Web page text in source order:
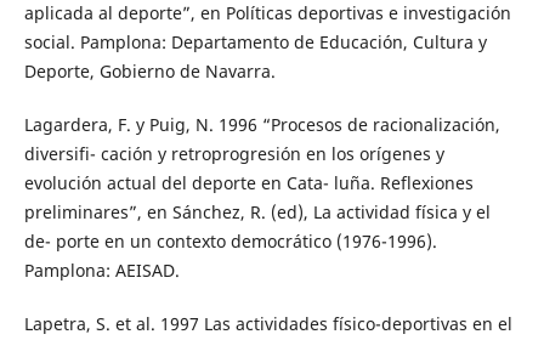
aplicada al deporte”, en Políticas deportivas e investigación
social. Pamplona: Departamento de Educación, Cultura y
Deporte, Gobierno de Navarra.
Lagardera, F. y Puig, N. 1996 “Procesos de racionalización,
diversifi- cación y retroprogresión en los orígenes y
evolución actual del deporte en Cata- luña. Reflexiones
preliminares”, en Sánchez, R. (ed), La actividad física y el
de- porte en un contexto democrático (1976-1996).
Pamplona: AEISAD.
Lapetra, S. et al. 1997 Las actividades físico-deportivas en el